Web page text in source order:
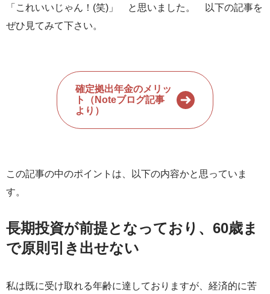
「これいいじゃん！(笑)」 と思いました。 以下の記事を
ぜひ見てみて下さい。
確定拠出年金のメリッ
ト（Noteブログ記事
より）
この記事の中のポイントは、以下の内容かと思っていま
す。
長期投資が前提となっており、60歳ま
で原則引き出せない
私は既に受け取れる年齢に達しておりますが、経済的に苦